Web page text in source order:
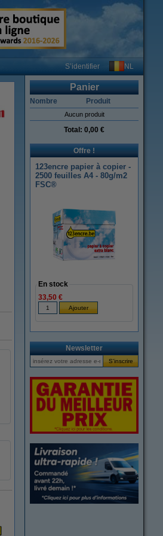
S’identifier NL
Panier
Nombre Produit
Aucun produit
Total: 0,00 €
Offre !
123encre papier à copier -
2500 feuilles A4 - 80g/m2
FSC®
En stock
33,50 €
Newsletter